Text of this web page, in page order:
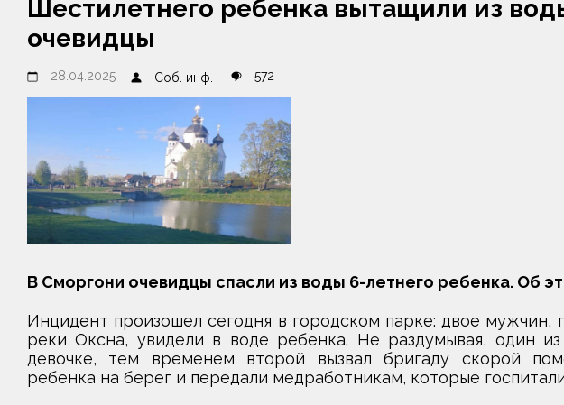
Шестилетнего ребенка вытащили из
очевидцы
28.04.2025 Соб. инф. 572
В Сморгони очевидцы спасли из воды 6-летнего ребенка. Об
Инцидент произошел сегодня в городском парке: двое мужчин,
реки Оксна, увидели в воде ребенка. Не раздумывая, один
девочке, тем временем второй вызвал бригаду скорой
ребенка на берег и передали медработникам, которые